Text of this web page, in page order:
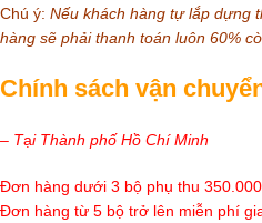
Chú ý: Nếu khách hàng tự lắp dựng
hàng sẽ phải thanh toán luôn 60%
Chính sách vận
– Tại Thành phố Hồ Chí Minh
Đơn hàng dưới 3 bộ phụ thu
Đơn hàng từ 5 bộ trở lên miễn phí